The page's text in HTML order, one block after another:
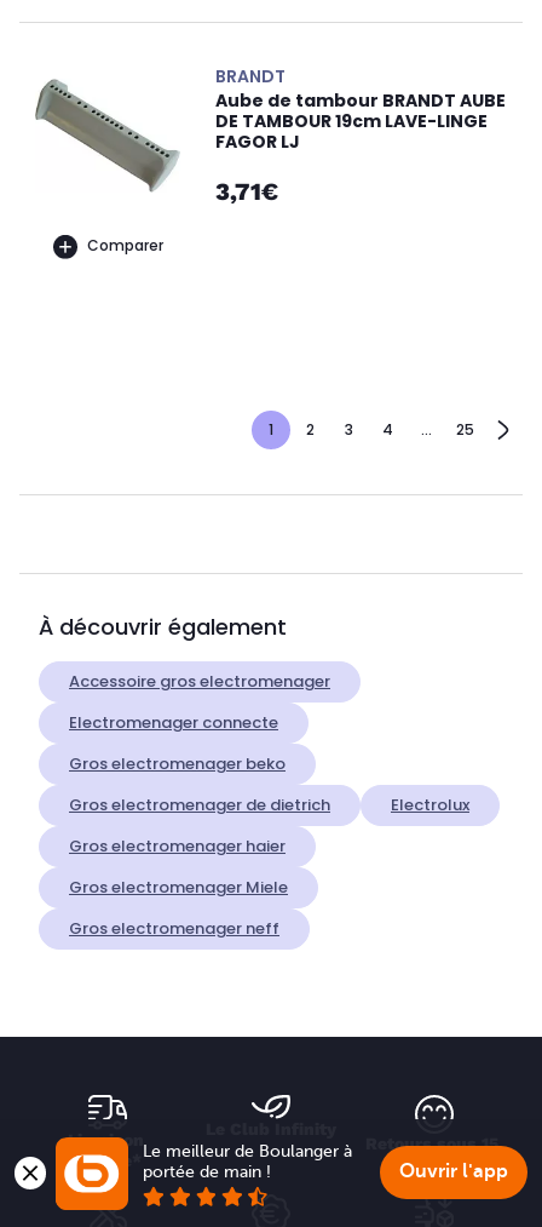
Comparer
BRANDT
Aube de tambour BRANDT AUBE
DE TAMBOUR 19cm LAVE-LINGE
FAGOR LJ
3,71€
1 2 3 4 ... 25
À découvrir également
Accessoire gros electromenager
Electromenager connecte
Gros electromenager beko
Gros electromenager de dietrich
Electrolux
Gros electromenager haier
Gros electromenager Miele
Gros electromenager neff
Livraison
offerte*
Retours sous 15
jours
Le meilleur de Boulanger à
portée de main !
Ouvrir l'app